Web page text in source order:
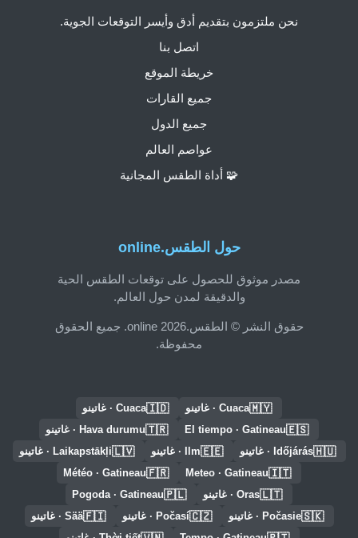
حول الطقس.online
مصدر موثوق للحصول على توقعات الطقس الحية
والدقيقة لمدن حول العالم.
حقوق النشر © الطقس.online 2026. جميع الحقوق
محفوظة.
نحن ملتزمون بتقديم أدق وأيسر التوقعات الجوية.
اتصل بنا
خريطة الموقع
جميع القارات
جميع الدول
عواصم العالم
🧩 أداة الطقس المجانية
🇲🇾Cuaca · غاتينو 🇮🇩Cuaca · غاتينو
🇪🇸
El tiempo · Gatineau
🇹🇷Hava durumu · غاتينو
🇭🇺Időjárás · غاتينو 🇪🇪Ilm · غاتينو 🇱🇻Laikapstākļi · غاتينو
🇮🇹
Meteo · Gatineau
🇫🇷
Météo · Gatineau
🇱🇹Oras · غاتينو 🇵🇱
Pogoda · Gatineau
🇸🇰Počasie · غاتينو 🇨🇿Počasí · غاتينو 🇫🇮Sää · غاتينو